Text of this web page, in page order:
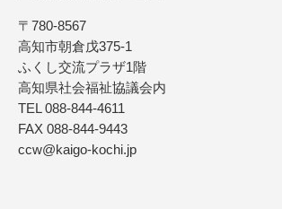
〒780-8567
高知市朝倉戊375-1
ふくし交流プラザ1階
高知県社会福祉協議会内
TEL 088-844-4611
FAX 088-844-9443
ccw@kaigo-kochi.jp